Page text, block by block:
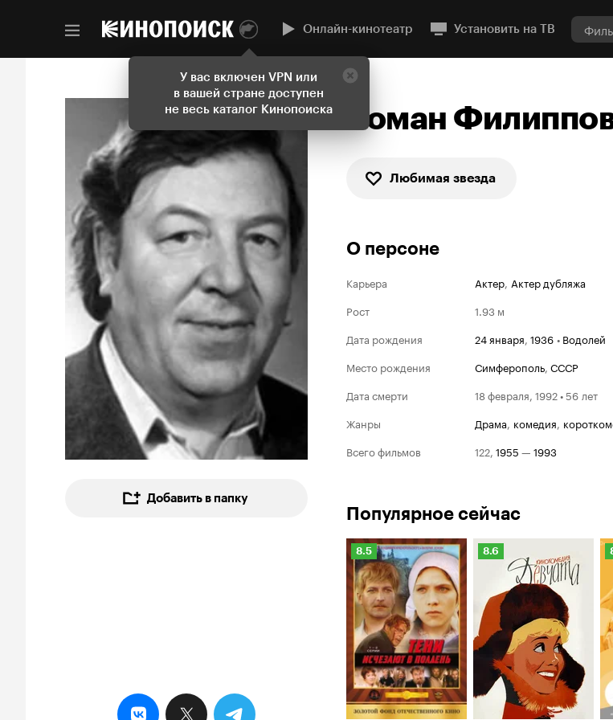
У вас включен VPN или
в вашей стране доступен
не весь каталог Кинопоиска
Онлайн-кинотеатр Установить на ТВ
Добавить в папку
Роман
Любимая звезда
О персоне
Карьера Актер, Актер дубляжа
Рост
1.93 м
Дата рождения
24 января, 1936 • Водолей
Место рождения
Симферополь, СССР
Дата смерти
18 февраля, 1992 • 56 лет
Жанры
драма, комедия,
Всего фильмов
122, 1955 — 1993
Популярное сейчас
Рейтинг
Кинопоиска
8.5
8.5
Рейтинг
Кинопоиска
8.6